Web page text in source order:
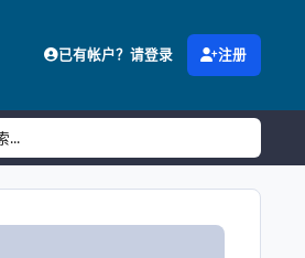
已有帐户？请登录 注册
...